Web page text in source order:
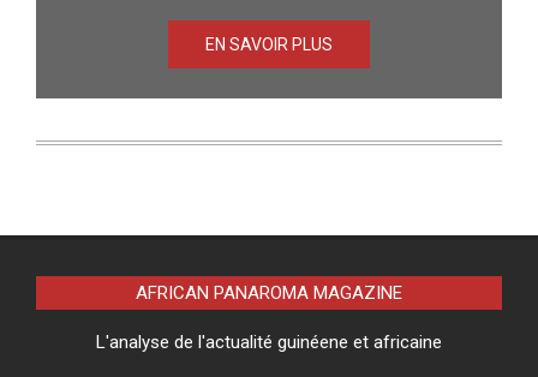
EN SAVOIR PLUS
AFRICAN PANAROMA MAGAZINE
L'analyse de l'actualité guinéene et africaine